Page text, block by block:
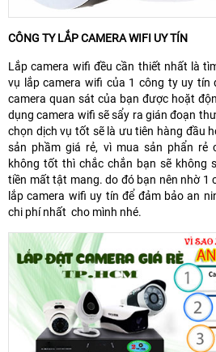
CÔNG TY LẮP CAMERA WIFI UY TÍN
Lắp camera wifi đều cần thiết nhất là
vụ lắp camera wifi của 1 công ty uy tín
camera quan sát của bạn được hoặt
dụng camera wifi sẽ sẩy ra gián đoạn
chọn dịch vụ tốt sẽ là ưu tiên hàng đầu
sản phầm giá rẻ, vì mua sản phẩn rẻ
không tốt thì chắc chắn bạn sẽ không
tiền mất tật mang. do đó bạn nên nhờ 1
lắp camera wifi uy tín để đảm bảo an
chi phí nhất cho mình nhé.